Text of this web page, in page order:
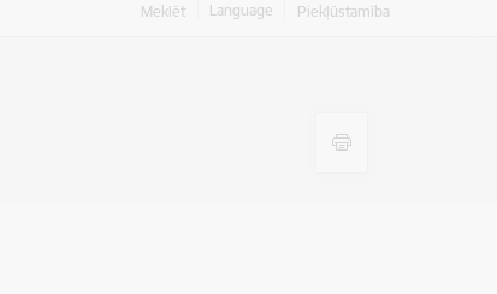
Meklēt Language Piekļūstamība